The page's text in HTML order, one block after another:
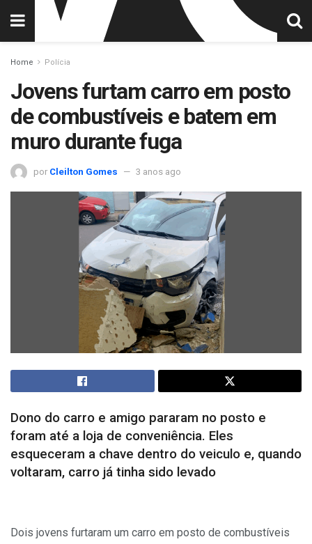
Home Polícia
Jovens furtam carro em posto
de combustíveis e batem em
muro durante fuga
por Cleilton Gomes 3 anos ago
Dono do carro e amigo pararam no posto e
foram até a loja de conveniência. Eles
esqueceram a chave dentro do veiculo e, quando
voltaram, carro já tinha sido levado
Dois jovens furtaram um carro em posto de combustíveis